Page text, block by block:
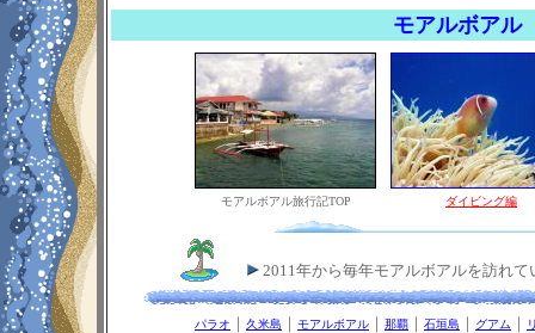
モアル
モアルボアル旅行記TOP ダイビング編
2011年から毎年モアルボアルを訪れ
パラオ ｜ 久米島 ｜ モアルボアル ｜ 那覇 ｜ 石垣島 ｜ グアム ｜